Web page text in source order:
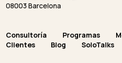
08003 Barcelona
Consultoría Programas
Clientes
Blog SoloTalks